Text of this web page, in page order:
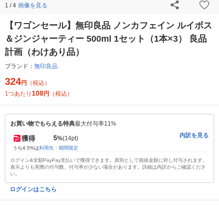
1 / 4 画像を見る
【ワゴンセール】無印良品 ノンカフェイン ルイボス
＆ジンジャーティー 500ml 1セット（1本×3） 良品
計画（わけあり品）
ブランド： 無印良品
324円
（税込）
1つあたり 108円 （税込）
お買い物でもらえる特典最大付与率11%
獲得 5%(14pt)
うち4.5%は利用先・期間限定
内訳を見る
ログイン&全額PayPay支払いで獲得できます。原則として税抜金額に対し付与されます。
表示よりも実際の付与数、付与率が少ない場合があります。詳細は内訳からご確認くださ
い。
ログインはこちら